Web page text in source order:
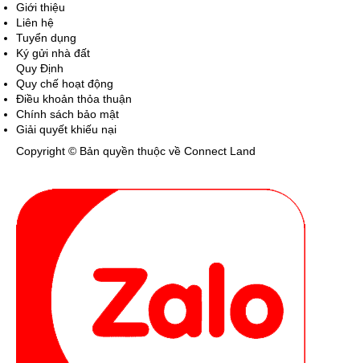
Giới thiệu
Liên hệ
Tuyển dụng
Ký gửi nhà đất
Quy Định
Quy chế hoạt động
Điều khoản thỏa thuận
Chính sách bảo mật
Giải quyết khiếu nại
Copyright © Bản quyền thuộc về Connect Land